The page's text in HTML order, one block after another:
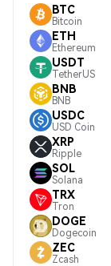
BTC
Bitcoin
ETH
Ethereum
USDT
TetherUS
BNB
BNB
USDC
USD Coin
XRP
Ripple
SOL
Solana
TRX
Tron
DOGE
Dogecoin
ZEC
Zcash